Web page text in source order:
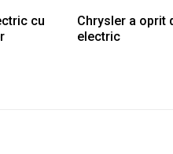
cu
Chrysler a oprit
electric